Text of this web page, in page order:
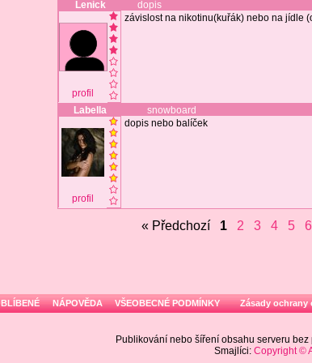
Lenick dopis
profil
závislost na nikotinu(kuřák) nebo na jídle
Labella snowboard
profil
dopis nebo balíček
« Předchozí 1 2 3 4 5 6
NÁPOVĚDA VŠEOBECNÉ PODMÍNKY Zásady ochrany
Publikování nebo šíření obsahu serveru
Smajlíci: Copyright ©